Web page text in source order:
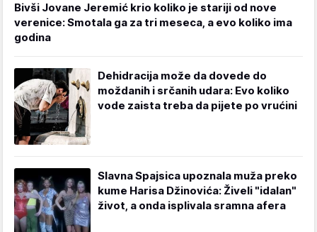
Bivši Jovane Jeremić krio koliko je stariji od nove
verenice: Smotala ga za tri meseca, a evo koliko ima
godina
Dehidracija može da dovede do
moždanih i srčanih udara: Evo koliko
vode zaista treba da pijete po vrućini
Slavna Spajsica upoznala muža preko
kume Harisa Džinovića: Živeli "idalan"
život, a onda isplivala sramna afera